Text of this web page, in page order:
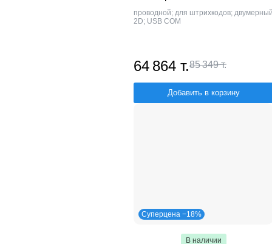
проводной; для штрихкодов;
2D; USB COM
64 864 т.85 349 т.
Добавить в корзину
Суперцена −18%
В наличии